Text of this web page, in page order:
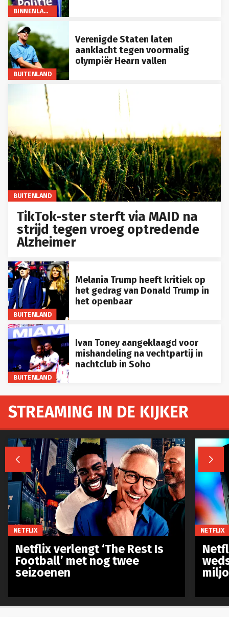
BINNENLAND
BUITENLAND
Verenigde Staten laten
aanklacht tegen voormalig
olympiër Hearn vallen
BUITENLAND
TikTok-ster sterft via MAID na
strijd tegen vroeg optredende
Alzheimer
BUITENLAND
Melania Trump heeft kritiek op
het gedrag van Donald Trump in
het openbaar
BUITENLAND
Ivan Toney aangeklaagd voor
mishandeling na vechtpartij in
nachtclub in Soho
STREAMING IN DE KIJKER
 
NETFLIX
Netflix verlengt ‘The Rest Is
Football’ met nog twee
seizoenen
NETFLIX